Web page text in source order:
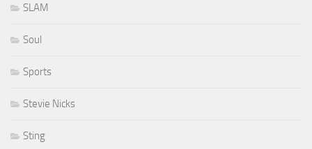
SLAM
Soul
Sports
Stevie Nicks
Sting